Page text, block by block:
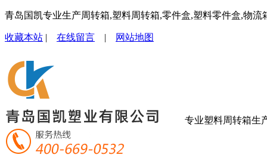
青岛国凯专业生产周转箱,塑料周转箱,零件盒,塑料零件盒,物流
收藏本站 | 在线留言 | 网站地图
专业塑料周转箱生